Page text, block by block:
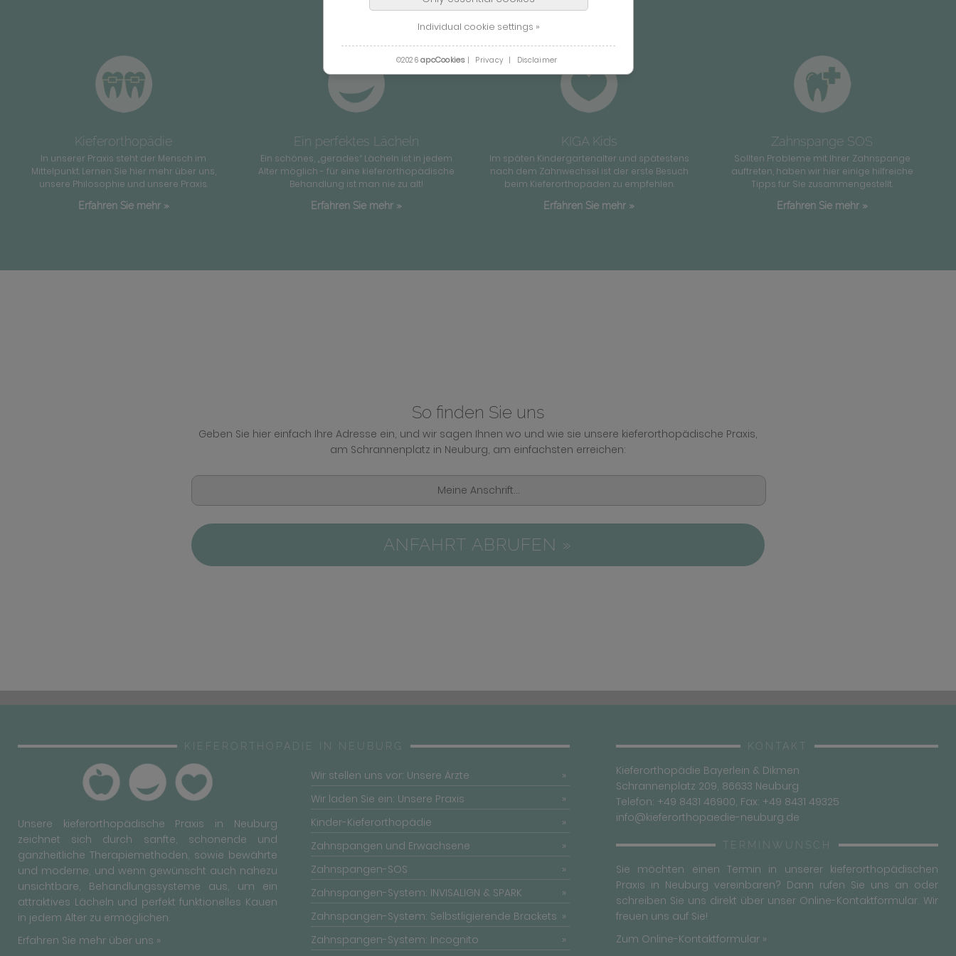
Kieferorthopädie
In unserer Praxis steht der Mensch im
Mittelpunkt. Lernen Sie hier mehr über uns,
unsere Philosophie und unsere Praxis.
Erfahren Sie mehr »
Ein perfektes Lächeln
Ein schönes, „gerades“ Lächeln ist in jedem
Alter möglich - für eine kieferorthopädische
Behandlung ist man nie zu alt!
Erfahren Sie mehr »
KIGA Kids
Im späten Kindergartenalter und spätestens
nach dem Zahnwechsel ist der erste Besuch
beim Kieferorthopäden zu empfehlen.
Erfahren Sie mehr »
Zahnspange SOS
Sollten Probleme mit Ihrer Zahnspange
auftreten, haben wir hier einige hilfreiche
Tipps für Sie zusammengestellt.
Erfahren Sie mehr »
So finden Sie uns
Geben Sie hier einfach Ihre Adresse ein, und wir sagen Ihnen wo und wie sie unsere kieferorthopädische Praxis,
am Schrannenplatz in Neuburg, am einfachsten erreichen:
ANFAHRT ABRUFEN »
KIEFERORTHOPÄDIE IN NEUBURG
Unsere kieferorthopädische Praxis in Neuburg
zeichnet sich durch sanfte, schonende und
ganzheitliche Therapiemethoden, sowie bewährte
und moderne, und wenn gewünscht auch nahezu
unsichtbare, Behandlungssysteme aus, um ein
attraktives Lächeln und perfekt funktionelles Kauen
in jedem Alter zu ermöglichen.
Erfahren Sie mehr über uns »
Wir stellen uns vor: Unsere Ärzte
Wir laden Sie ein: Unsere Praxis
Kinder-Kieferorthopädie
Zahnspangen und Erwachsene
Zahnspangen-SOS
Zahnspangen-System: INVISALIGN & SPARK
Zahnspangen-System: Selbstligierende Brackets
Zahnspangen-System: Incognito
KONTAKT
Kieferorthopädie Bayerlein & Dikmen
Schrannenplatz 209, 86633 Neuburg
Telefon: +49 8431 46900, Fax: +49 8431 49325
info@kieferorthopaedie-neuburg.de
TERMINWUNSCH
Sie möchten einen Termin in unserer kieferorthopädischen
Praxis in Neuburg vereinbaren? Dann rufen Sie uns an oder
schreiben Sie uns direkt über unser Online-Kontaktformular. Wir
freuen uns auf Sie!
Zum Online-Kontaktformular »
Individual cookie settings »
©2026 apcCookies| Privacy | Disclaimer